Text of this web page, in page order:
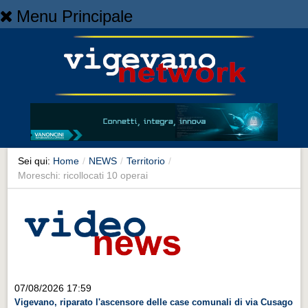
Menu Principale
Cronaca
Cronaca
Artes et Artificia
Sport
Territorio
Sei qui: Home / NEWS / Territorio /
Moreschi: ricollocati 10 operai
07/08/2026 17:59
Vigevano, riparato l'ascensore delle case comunali di via Cusago